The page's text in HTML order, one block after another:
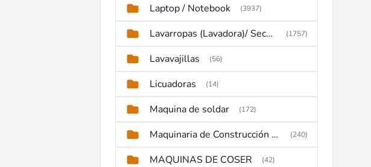
Laptop / Notebook (3937)
Lavarropas (Lavadora)/ Secadoras (1757)
Lavavajillas (56)
Licuadoras (14)
Maquina de soldar (172)
Maquinaria de Construcción (Maquinaria Pesada) (240)
MAQUINAS DE COSER (42)